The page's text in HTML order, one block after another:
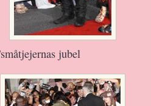
jubel